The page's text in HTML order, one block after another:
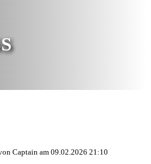
Captain am 09.02.2026 21:10